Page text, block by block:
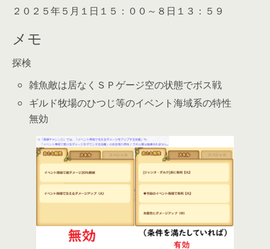
２０２５年５月１日１５：００～８日１３：５９
メモ
探検
雑魚敵は居なくＳＰゲージ空の状態でボス戦
ギルド牧場のひつじ等のイベント海域系の特性
無効